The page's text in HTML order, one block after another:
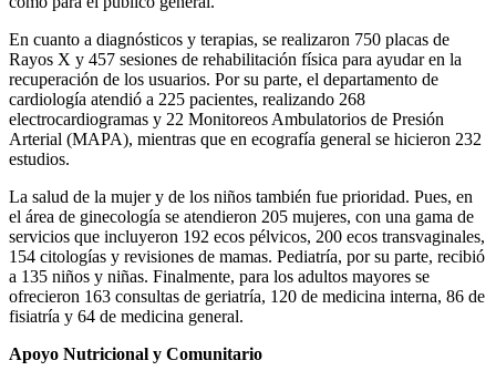
En cuanto a diagnósticos y terapias, se realizaron 750 placas de
Rayos X y 457 sesiones de rehabilitación física para ayudar en la
recuperación de los usuarios. Por su parte, el departamento de
cardiología atendió a 225 pacientes, realizando 268
electrocardiogramas y 22 Monitoreos Ambulatorios de Presión
Arterial (MAPA), mientras que en ecografía general se hicieron 232
estudios.
La salud de la mujer y de los niños también fue prioridad. Pues, en
el área de ginecología se atendieron 205 mujeres, con una gama de
servicios que incluyeron 192 ecos pélvicos, 200 ecos transvaginales,
154 citologías y revisiones de mamas. Pediatría, por su parte, recibió
a 135 niños y niñas. Finalmente, para los adultos mayores se
ofrecieron 163 consultas de geriatría, 120 de medicina interna, 86 de
fisiatría y 64 de medicina general.
Apoyo Nutricional y Comunitario